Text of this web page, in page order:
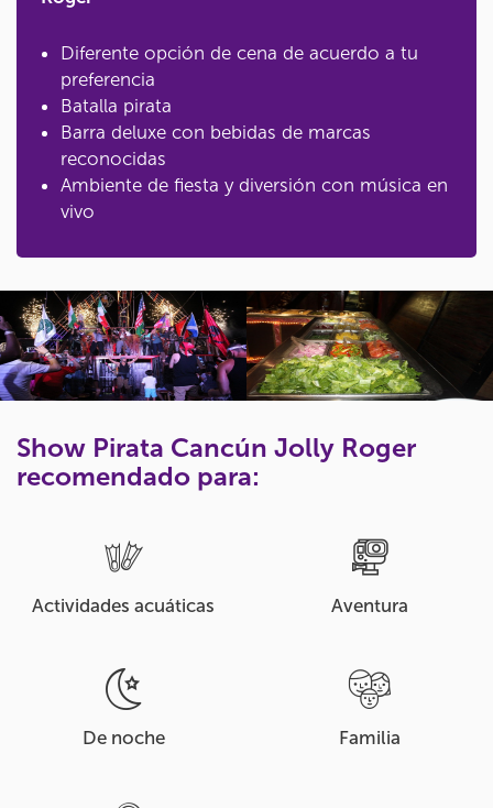
Diferente opción de cena de acuerdo a tu
preferencia
Batalla pirata
Barra deluxe con bebidas de marcas
reconocidas
Ambiente de fiesta y diversión con música en
vivo
Show Pirata Cancún Jolly Roger
recomendado para:
Actividades acuáticas Aventura
De noche Familia